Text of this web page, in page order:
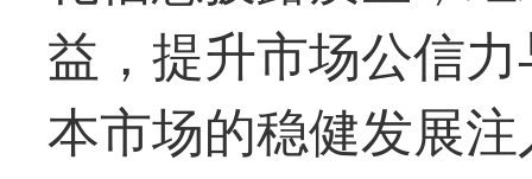
益，提升市场公信
本市场的稳健发展